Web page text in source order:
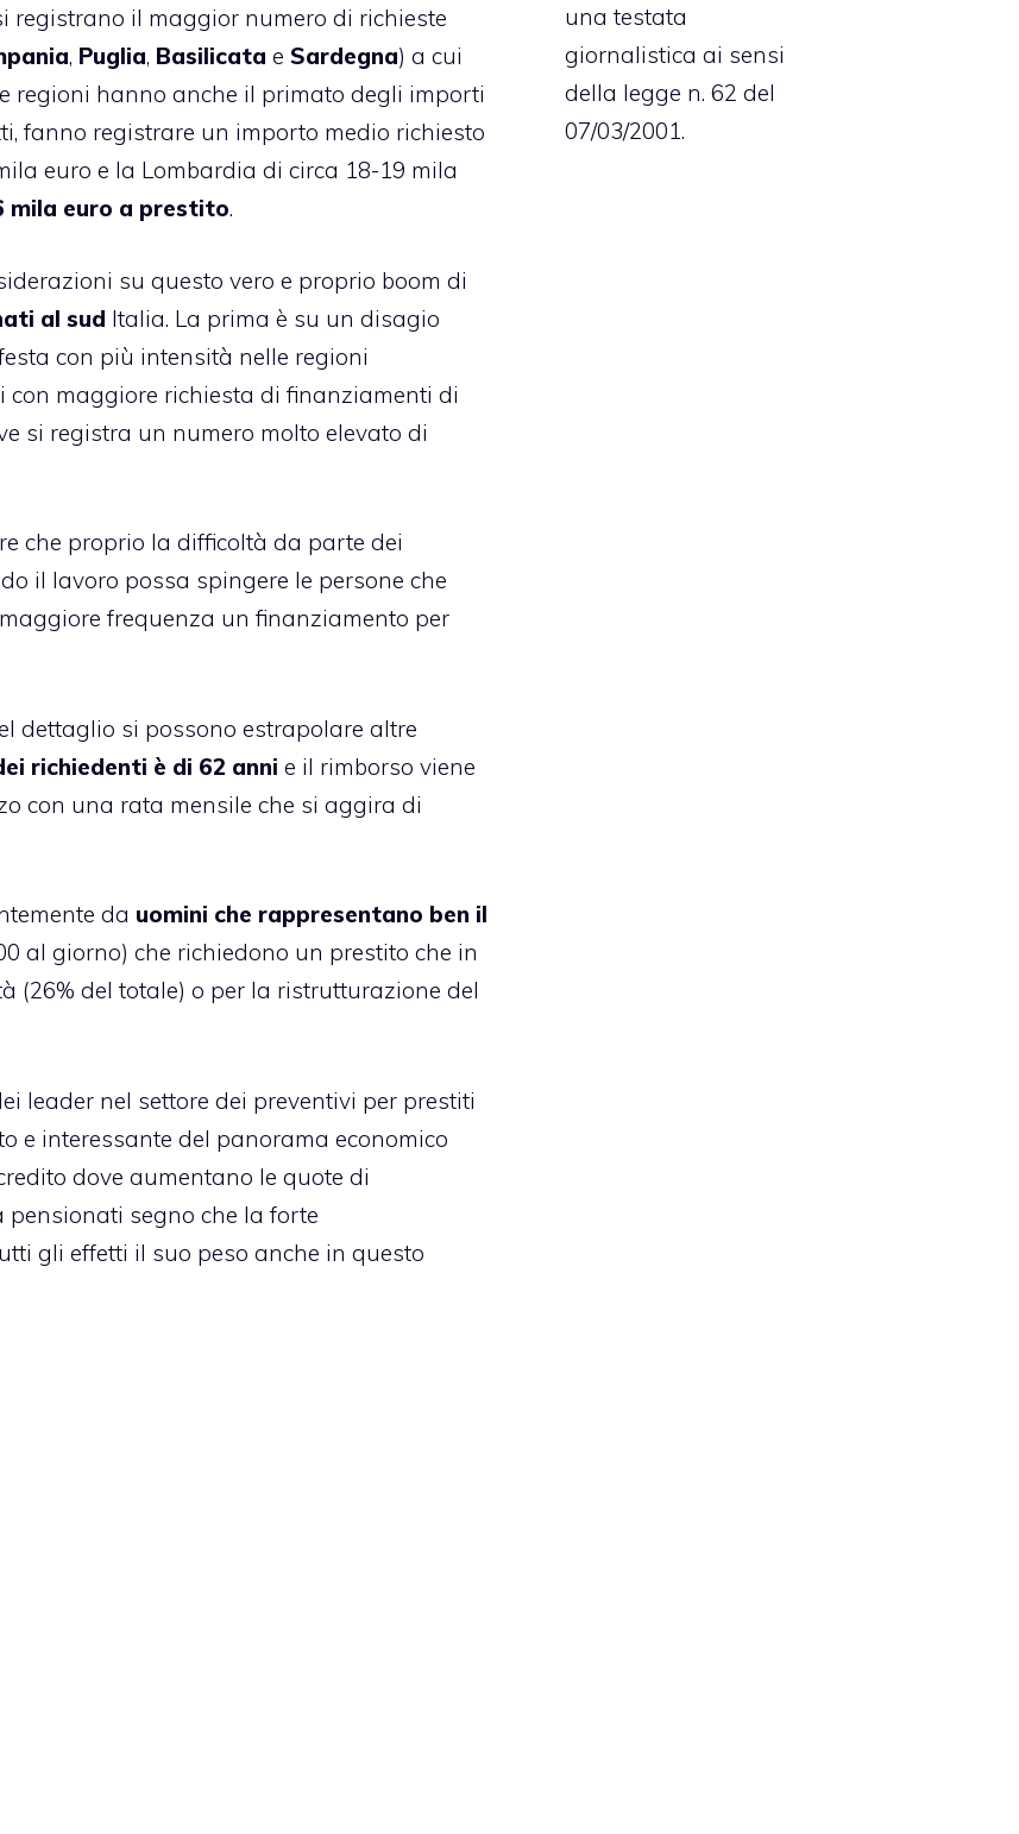
registrano il maggior numero di richieste
, Puglia, Basilicata e Sardegna) a cui
regioni hanno anche il primato degli importi
fanno registrare un importo medio richiesto
euro e la Lombardia di circa 18-19 mila
mila euro a prestito.
su questo vero e proprio boom di
al sud Italia. La prima è su un disagio
con più intensità nelle regioni
con maggiore richiesta di finanziamenti di
si registra un numero molto elevato di
che proprio la difficoltà da parte dei
il lavoro possa spingere le persone che
frequenza un finanziamento per
dettaglio si possono estrapolare altre
richiedenti è di 62 anni e il rimborso viene
con una rata mensile che si aggira di
da uomini che rappresentano ben il
al giorno) che richiedono un prestito che in
(26% del totale) o per la ristrutturazione del
leader nel settore dei preventivi per prestiti
e interessante del panorama economico
dove aumentano le quote di
pensionati segno che la forte
gli effetti il suo peso anche in questo
una testata
giornalistica ai sensi
della legge n. 62 del
07/03/2001.